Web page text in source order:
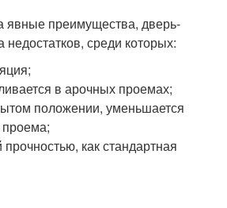
явные преимущества, дверь-
среди которых:
в арочных проемах;
положении, уменьшается
прочностью, как стандартная